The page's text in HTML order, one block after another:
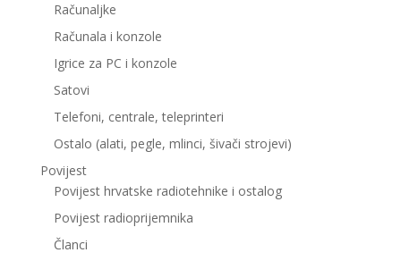
Računaljke
Računala i konzole
Igrice za PC i konzole
Satovi
Telefoni, centrale, teleprinteri
Ostalo (alati, pegle, mlinci, šivači strojevi)
Povijest
Povijest hrvatske radiotehnike i ostalog
Povijest radioprijemnika
Članci